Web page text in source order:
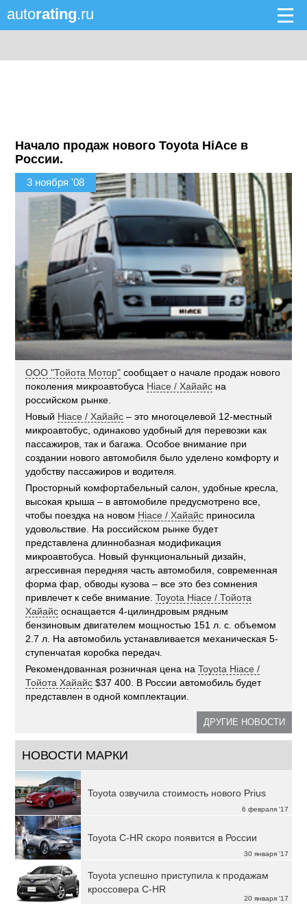
autorating.ru
Начало продаж нового Toyota HiAce в
России.
3 ноября '08
ООО "Тойота Мотор" сообщает о начале продаж нового
поколения микроавтобуса Hiace / Хайайс на
российском рынке.
Новый Hiace / Хайайс – это многоцелевой 12-местный
микроавтобус, одинаково удобный для перевозки как
пассажиров, так и багажа. Особое внимание при
создании нового автомобиля было уделено комфорту и
удобству пассажиров и водителя.
Просторный комфортабельный салон, удобные кресла,
высокая крыша – в автомобиле предусмотрено все,
чтобы поездка на новом Hiace / Хайайс приносила
удовольствие. На российском рынке будет
представлена длиннобазная модификация
микроавтобуса. Новый функциональный дизайн,
агрессивная передняя часть автомобиля, современная
форма фар, обводы кузова – все это без сомнения
привлечет к себе внимание.Toyota Hiace / Тойота
Хайайс оснащается 4-цилиндровым рядным
бензиновым двигателем мощностью 151 л. с. объемом
2.7 л. На автомобиль устанавливается механическая 5-
ступенчатая коробка передач.
Рекомендованная розничная цена наToyota Hiace /
Тойота Хайайс $37 400. В России автомобиль будет
представлен в одной комплектации.
ДРУГИЕ НОВОСТИ
НОВОСТИ МАРКИ
6 февраля '17
Toyota озвучила стоимость нового Prius
30 января '17
Toyota C-HR скоро появится в России
20 января '17
Toyota успешно приступила к продажам
кроссовера C-HR